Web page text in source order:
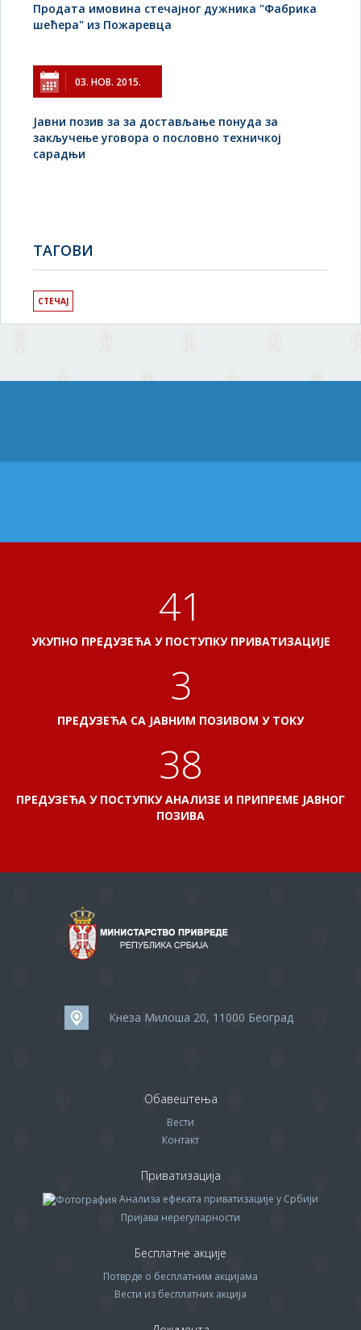
Продата имовина стечајног дужника "Фабрика
шећера" из Пожаревца
03. НОВ. 2015.
Јавни позив за за достављање понуда за
закључење уговора о пословно техничкој
сарадњи
TAГОВИ
СТЕЧАЈ
41
УКУПНО ПРЕДУЗЕЋА У ПОСТУПКУ ПРИВАТИЗАЦИЈЕ
3
ПРЕДУЗЕЋА СА ЈАВНИМ ПОЗИВОМ У ТОКУ
38
ПРЕДУЗЕЋА У ПОСТУПКУ АНАЛИЗЕ И ПРИПРЕМЕ ЈАВНОГ
ПОЗИВА
Кнеза Милоша 20, 11000 Београд
Обавештења
Вести
Контакт
Приватизација
Анализа ефеката приватизације у Србији
Пријава нерегуларности
Бесплатне акције
Потврде о бесплатним акцијама
Вести из бесплатних акција